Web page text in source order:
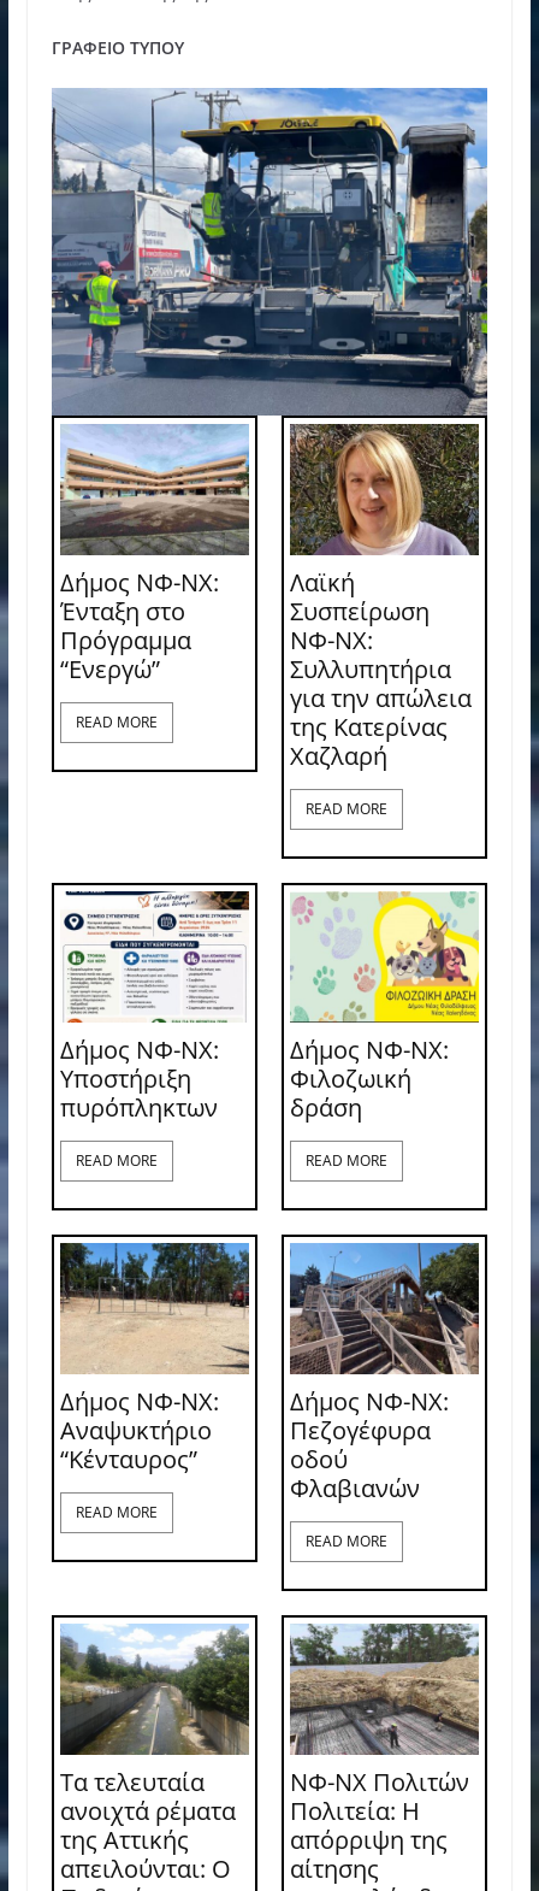
ΓΡΑΦΕΙΟ ΤΥΠΟΥ
Δήμος ΝΦ-ΝΧ:
Ένταξη στο
Πρόγραμμα
“Ενεργώ”
READ MORE
Λαϊκή
Συσπείρωση
ΝΦ-ΝΧ:
Συλλυπητήρια
για την απώλεια
της Κατερίνας
Χαζλαρή
READ MORE
Δήμος ΝΦ-ΝΧ:
Υποστήριξη
πυρόπληκτων
READ MORE
Δήμος ΝΦ-ΝΧ:
Φιλοζωική
δράση
READ MORE
Δήμος ΝΦ-ΝΧ:
Αναψυκτήριο
“Κένταυρος”
READ MORE
Δήμος ΝΦ-ΝΧ:
Πεζογέφυρα
οδού
Φλαβιανών
READ MORE
Τα τελευταία
ανοιχτά ρέματα
της Αττικής
απειλούνται: Ο
ΝΦ-ΝΧ Πολιτών
Πολιτεία: Η
απόρριψη της
αίτησης